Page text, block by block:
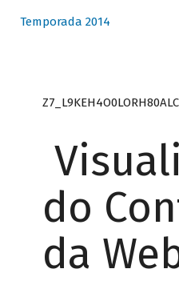
Temporada 2014
do
da